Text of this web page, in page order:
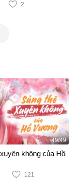
2
49/49
không của Hồ
121